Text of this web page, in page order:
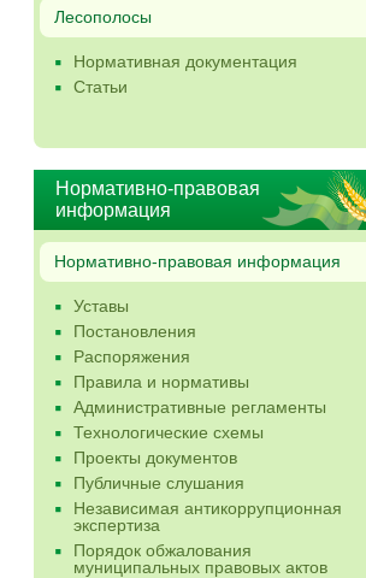
Лесополосы
Нормативная документация
Статьи
Нормативно-правовая
информация
Нормативно-правовая информация
Уставы
Постановления
Распоряжения
Правила и нормативы
Административные регламенты
Технологические схемы
Проекты документов
Публичные слушания
Независимая антикоррупционная
экспертиза
Порядок обжалования
муниципальных правовых актов